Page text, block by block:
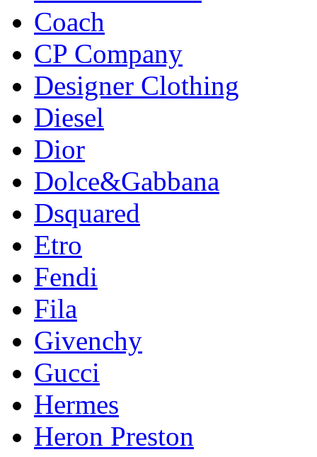
Coach
CP Company
Designer Clothing
Diesel
Dior
Dolce&Gabbana
Dsquared
Etro
Fendi
Fila
Givenchy
Gucci
Hermes
Heron Preston